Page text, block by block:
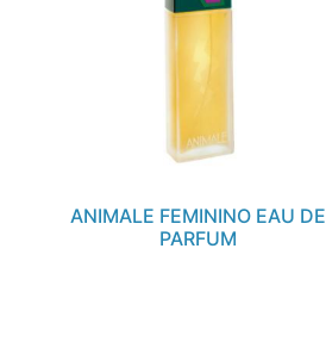
ANIMALE FEMININO EAU DE
PARFUM